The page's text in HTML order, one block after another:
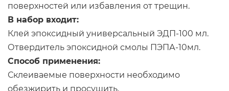
поверхностей или избавления от трещин.
В набор входит:
Клей эпоксидный универсальный ЭДП-100 мл.
Отвердитель эпоксидной смолы ПЭПА-10мл.
Способ применения:
Склеиваемые поверхности необходимо
обезжирить и просушить.